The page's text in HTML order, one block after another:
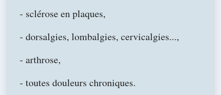
- sclérose en plaques,
- dorsalgies, lombalgies, cervicalgies...,
- arthrose,
- toutes douleurs chroniques.